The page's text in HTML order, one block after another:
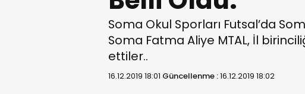
Soma Okul Sporları Futsal’da
Soma Fatma Aliye MTAL, İl
ettiler..
16.12.2019 18:01 Güncellenme :16.12.2019 18:02